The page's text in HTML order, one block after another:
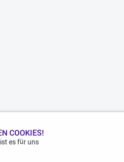
COOKIES!
es für uns